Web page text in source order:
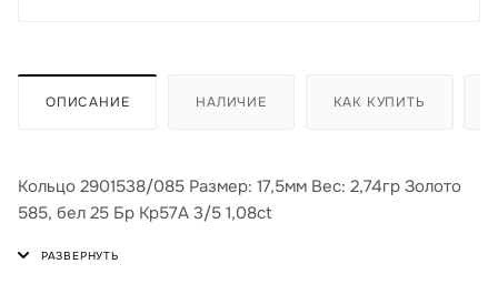
ОПИСАНИЕ НАЛИЧИЕ КАК КУПИТЬ
Кольцо 2901538/085 Размер: 17,5мм Вес: 2,74гр Золото
585, бел 25 Бр Кр57А 3/5 1,08ct